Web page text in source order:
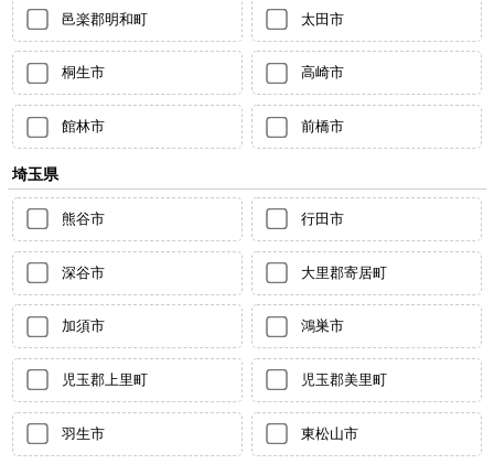
邑楽郡明和町 太田市
桐生市 高崎市
館林市 前橋市
埼玉県
熊谷市 行田市
深谷市 大里郡寄居町
加須市 鴻巣市
児玉郡上里町 児玉郡美里町
羽生市 東松山市